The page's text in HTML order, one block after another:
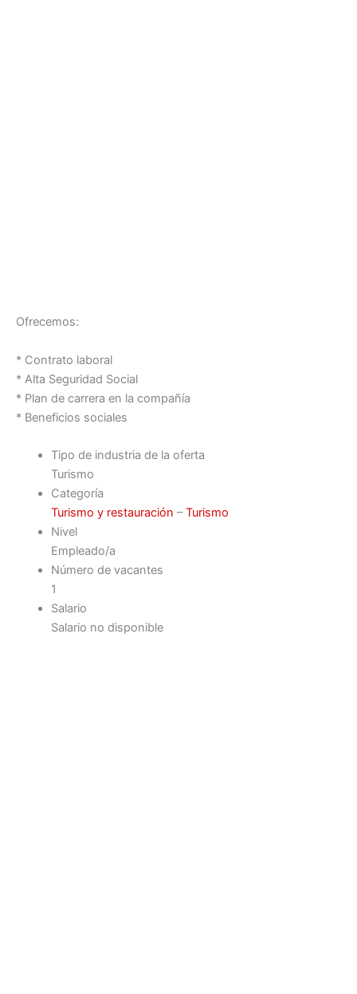
Ofrecemos:
* Contrato laboral
* Alta Seguridad Social
* Plan de carrera en la compañía
* Beneficios sociales
Tipo de industria de la oferta
Turismo
Categoría
Turismo y restauración –Turismo
Nivel
Empleado/a
Número de vacantes
1
Salario
Salario no disponible